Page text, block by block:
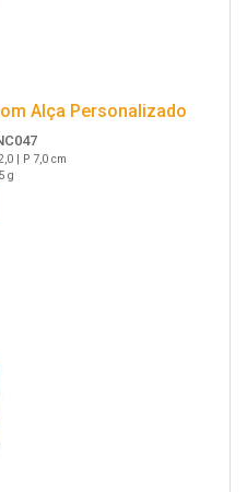
Alça Personalizado
| P 7,0 cm
g